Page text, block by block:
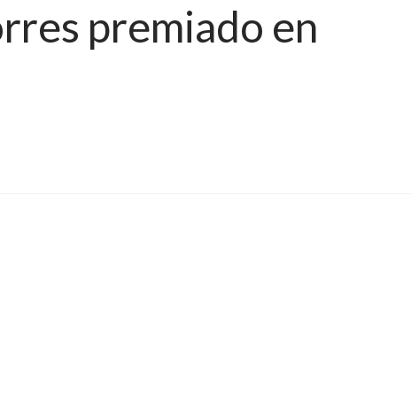
premiado en